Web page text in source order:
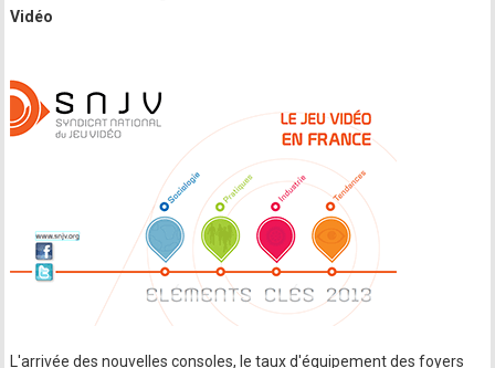
Vidéo
L'arrivée des nouvelles consoles, le taux d'équipement des foyers